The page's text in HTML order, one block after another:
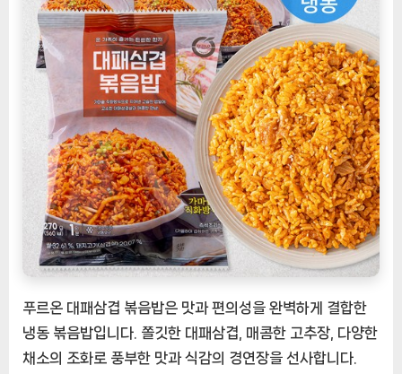
요
리:
푸
르
대
패
삼
겹
볶
음
밥
[EatingNOW
ㅣ
추
천
상
푸르온 대패삼겹 볶음밥은 맛과 편의성을 완벽하게 결합한
냉동 볶음밥입니다. 쫄깃한 대패삼겹, 매콤한 고추장, 다양한
채소의 조화로 풍부한 맛과 식감의 경연장을 선사합니다.